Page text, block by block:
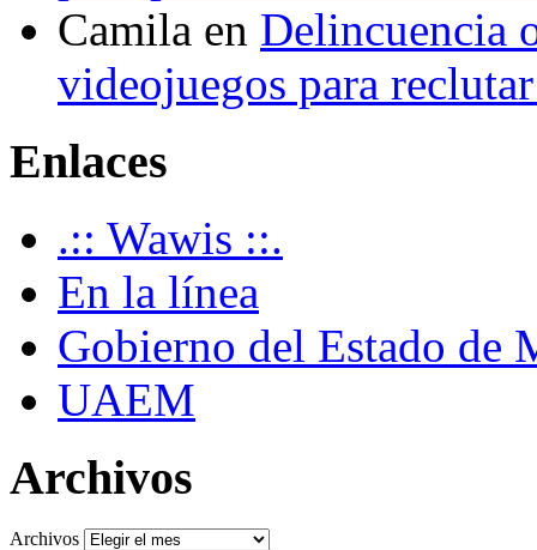
Camila en Delincuencia
videojuegos para
Enlaces
.:: Wawis ::.
En la línea
Gobierno del Estado de
UAEM
Archivos
Archivos